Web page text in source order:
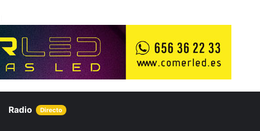
Radio Directo